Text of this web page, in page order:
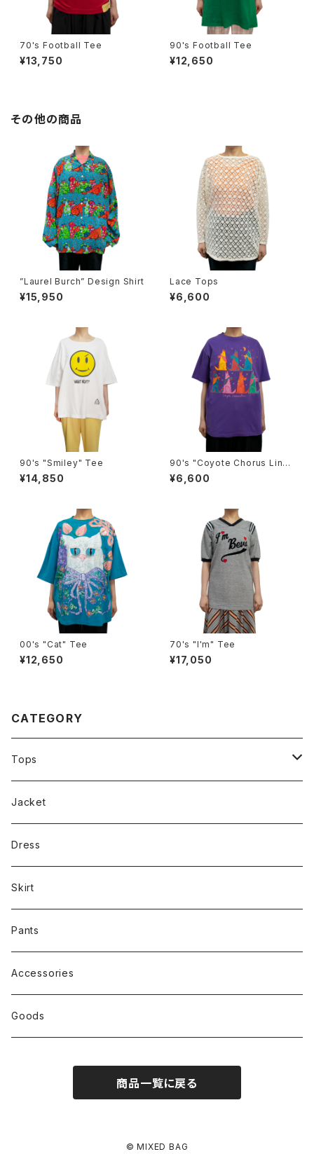
70's Football Tee
¥13,750
90's Football Tee
¥12,650
その他の商品
”Laurel Burch” Design Shirt
¥15,950
Lace Tops
¥6,600
90's "Smiley" Tee
¥14,850
90's "Coyote Chorus Line"
Tee
¥6,600
00's "Cat" Tee
¥12,650
70's "I'm" Tee
¥17,050
CATEGORY
Tops
Tee
Jacket
Dress
Skirt
Pants
Accessories
Goods
商品一覧に戻る
© MIXED BAG